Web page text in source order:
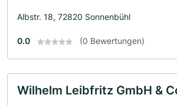
Albstr. 18, 72820 Sonnenbühl
0.0 (0 Bewertungen)
Wilhelm Leibfritz GmbH &